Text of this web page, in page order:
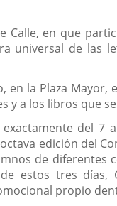
Calle, en que
universal de las
la Plaza
a los libros que
del 7
edición del
de diferentes
estos tres días,
propio